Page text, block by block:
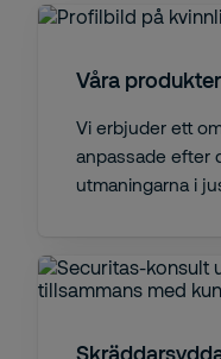
Våra
Vi erbjuder ett
anpassade efter
utmaningarna i